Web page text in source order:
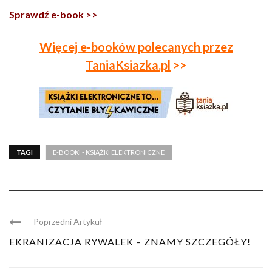
Sprawdź e-book >>
Więcej e-booków polecanych przez
TaniaKsiazka.pl >>
TAGI E-BOOKI - KSIĄŻKI ELEKTRONICZNE
Poprzedni Artykuł
EKRANIZACJA RYWALEK – ZNAMY SZCZEGÓŁY!